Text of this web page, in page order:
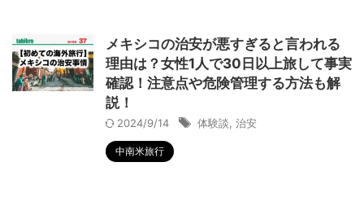
メキシコの治安が悪すぎると言われる
理由は？女性1人で30日以上旅して事実
確認！注意点や危険管理する方法も解
説！
2024/9/14 体験談 治安
中南米旅行